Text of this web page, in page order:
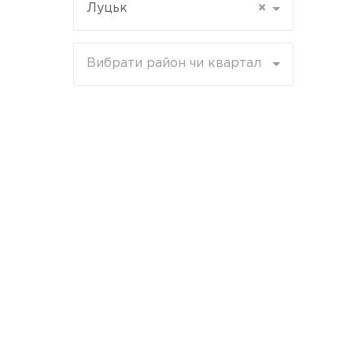
×
Луцьк
Вибрати район чи квартал